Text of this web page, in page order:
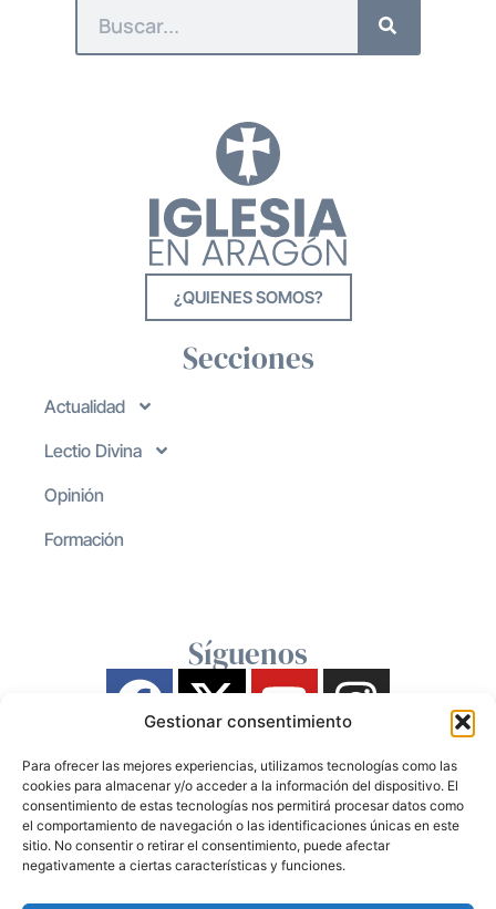
Gestionar consentimiento
Para ofrecer las mejores experiencias, utilizamos tecnologías como las
cookies para almacenar y/o acceder a la información del dispositivo. El
consentimiento de estas tecnologías nos permitirá procesar datos como
el comportamiento de navegación o las identificaciones únicas en este
sitio. No consentir o retirar el consentimiento, puede afectar
negativamente a ciertas características y funciones.
¿QUIENES SOMOS?
Secciones
Actualidad
Lectio Divina
Opinión
Formación
Síguenos